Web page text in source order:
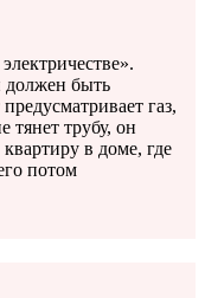
должен быть
газ,
тянет трубу, он
в доме, где
потом